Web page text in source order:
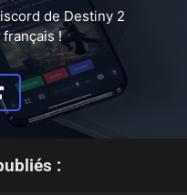
de Destiny 2
!
: